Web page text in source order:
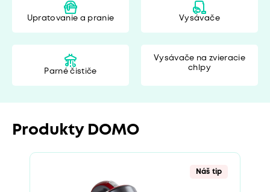
Upratovanie a pranie Vysávače
Parné čističe
Vysávače na zvieracie
chlpy
Produkty DOMO
Náš tip